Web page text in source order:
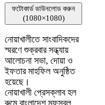
ফটোকার্ড ডাউনলোড করুন
(1080×1080)
নোয়াখালীতে সাংবাদিকদের
স্মরণে শুক্রবার সন্ধ্যায়
আলোচনা সভা, দোয়া ও
ইফতার মাহফিল অনুষ্ঠিত
হয়েছে।
নোয়াখালী প্রেসক্লাব হল
রুমে বাংলাদেশ মফস্বল